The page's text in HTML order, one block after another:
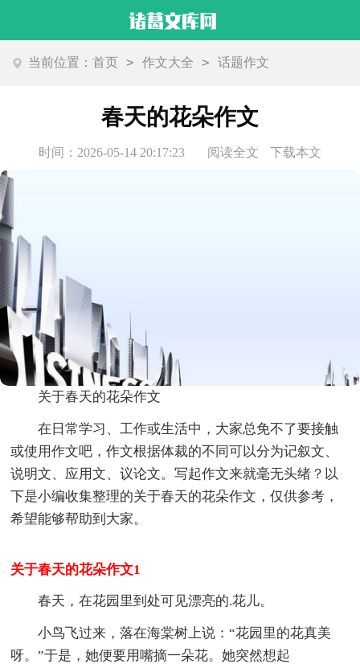
当前位置：首页 > 作文大全 > 话题作文
春天的花朵作文
时间：2026-05-14 20:17:23 阅读全文 下载本文
关于春天的花朵作文
在日常学习、工作或生活中，大家总免不了要接触
或使用作文吧，作文根据体裁的不同可以分为记叙文、
说明文、应用文、议论文。写起作文来就毫无头绪？以
下是小编收集整理的关于春天的花朵作文，仅供参考，
希望能够帮助到大家。
关于春天的花朵作文1
春天，在花园里到处可见漂亮的.花儿。
小鸟飞过来，落在海棠树上说：“花园里的花真美
呀。”于是，她便要用嘴摘一朵花。她突然想起